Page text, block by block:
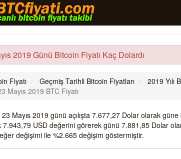
2019 Günü Bitcoin Fiyatı Kaç Dolardı
Fiyatı Geçmiş Tarihli Bitcoin Fiyatları 2019 Yılı
Mayıs 2019 BTC Fiyatı
23 Mayıs 2019 günü açılışta 7.677,27 Dolar olarak
7.943,79 USD değerini görerek günü 7.881,85 Dolar
değişimi ile %2.665 değişim göstermiştir.